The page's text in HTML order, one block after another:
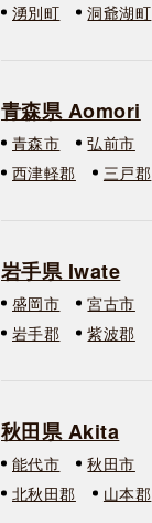
湧別町
洞爺湖町
青森県 Aomori
青森市 弘前市
西津軽郡
三戸郡
岩手県 Iwate
盛岡市 宮古市
岩手郡
紫波郡
秋田県 Akita
能代市 秋田市
北秋田郡
山本郡